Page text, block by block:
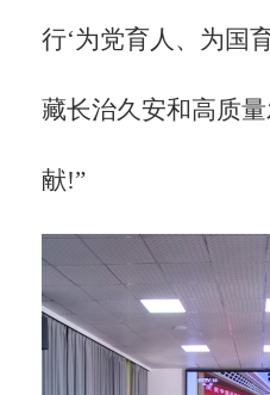
行‘为党育人、为国
藏长治久安和高质
献!”